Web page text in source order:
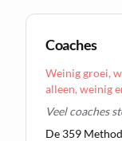
Coaches
Weinig groei,
alleen, weinig
Veel coaches
De 359